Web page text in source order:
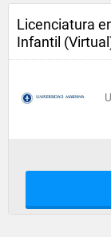
Licenciatura
Infantil